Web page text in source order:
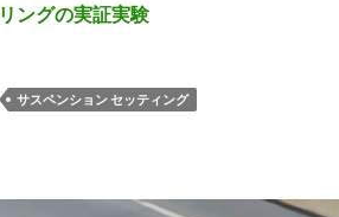
ングの実証実験
サスペンション セッティング